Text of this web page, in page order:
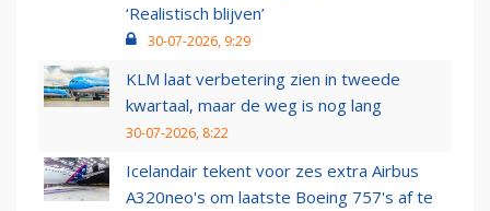
‘Realistisch blijven’
30-07-2026, 9:29
KLM laat verbetering zien in tweede
kwartaal, maar de weg is nog lang
30-07-2026, 8:22
Icelandair tekent voor zes extra Airbus
A320neo's om laatste Boeing 757's af te